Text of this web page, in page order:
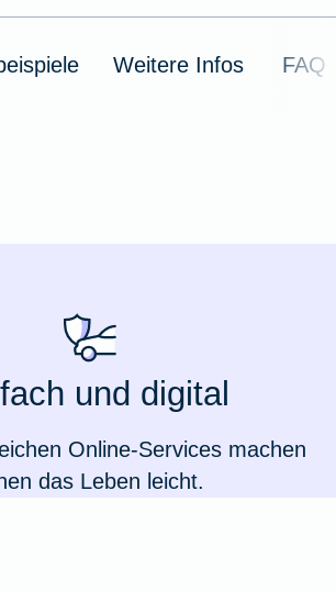
Weil du wichtig bist
Weitere Infos FAQ
und digital
Online-Services machen
das Leben leicht.